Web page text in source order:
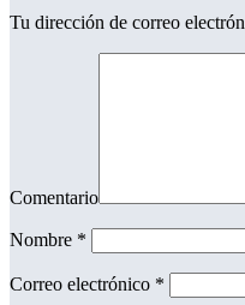
Tu dirección de correo
Comentario
Nombre *
Correo electrónico *